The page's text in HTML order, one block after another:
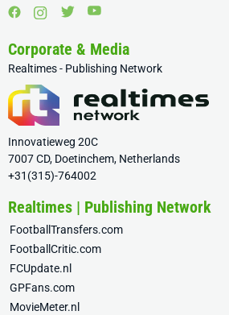
Corporate & Media
Realtimes - Publishing Network
Innovatieweg 20C
7007 CD, Doetinchem, Netherlands
+31(315)-764002
Realtimes | Publishing Network
FootballTransfers.com
FootballCritic.com
FCUpdate.nl
GPFans.com
MovieMeter.nl